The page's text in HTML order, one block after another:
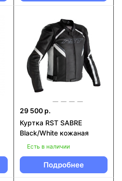
29 500 р.
Куртка RST SABRE
Black/White кожаная
Есть в наличии
Подробнее